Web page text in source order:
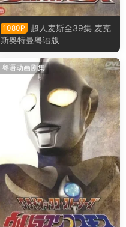
1080P
超人麦斯全39集 麦克
斯奥特曼粤语版
粤语动画剧集